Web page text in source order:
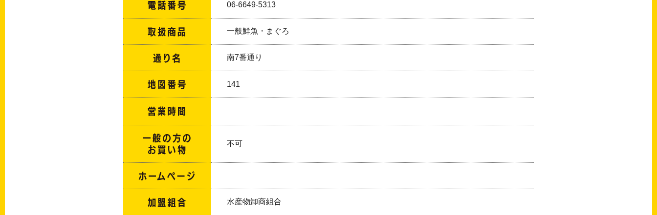
06-6649-5313
一般鮮魚・まぐろ
南7番通り
141
不可
水産物卸商組合